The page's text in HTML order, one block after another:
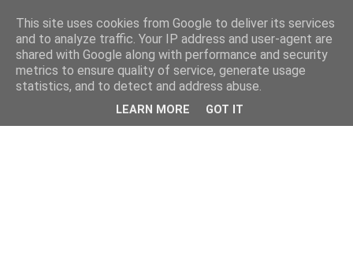
This site uses cookies from Google to deliver its services
and to analyze traffic. Your IP address and user-agent are
shared with Google along with performance and security
metrics to ensure quality of service, generate usage
statistics, and to detect and address abuse.
LEARN MORE GOT IT